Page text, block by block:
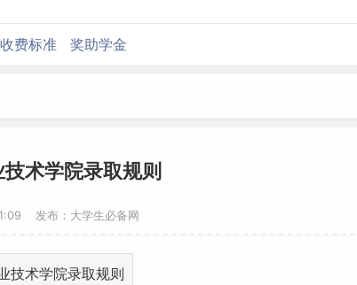
收费标准 奖助学金
术学院录取规则
发布：大学生必备网